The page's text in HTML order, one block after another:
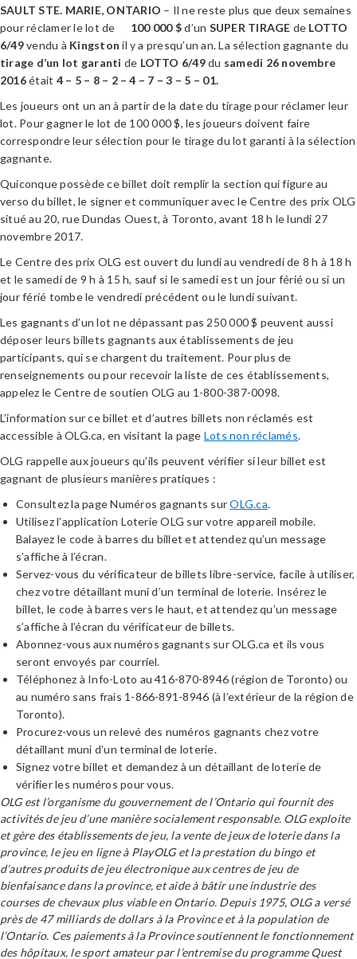
SAULT STE. MARIE, ONTARIO – Il ne reste plus que deux semaines
pour réclamer le lot de 100 000 $d’un SUPER TIRAGE de LOTTO
6/49vendu à Kingstonil y a presqu’un an. La sélection gagnante du
tirage d’un lot garanti de LOTTO 6/49du samedi 26 novembre
2016était 4 – 5 – 8 – 2 – 4 – 7 – 3 – 5 – 01.
Les joueurs ont un an à partir de la date du tirage pour réclamer leur
lot. Pour gagner le lot de 100 000 $, les joueurs doivent faire
correspondre leur sélection pour le tirage du lot garanti à la sélection
gagnante.
Quiconque possède ce billet doit remplir la section qui figure au
verso du billet, le signer et communiquer avec le Centre des prix OLG
situé au 20, rue Dundas Ouest, à Toronto, avant 18 h le lundi 27
novembre 2017.
Le Centre des prix OLG est ouvert du lundi au vendredi de 8 h à 18 h
et le samedi de 9 h à 15 h, sauf si le samedi est un jour férié ou si un
jour férié tombe le vendredi précédent ou le lundi suivant.
Les gagnants d’un lot ne dépassant pas 250 000 $ peuvent aussi
déposer leurs billets gagnants aux établissements de jeu
participants, qui se chargent du traitement. Pour plus de
renseignements ou pour recevoir la liste de ces établissements,
appelez le Centre de soutien OLG au 1-800-387-0098.
L’information sur ce billet et d’autres billets non réclamés est
accessible à OLG.ca, en visitant la page Lots non réclamés.
OLG rappelle aux joueurs qu’ils peuvent vérifier si leur billet est
gagnant de plusieurs manières pratiques :
Consultez la page Numéros gagnants surOLG.ca.
Utilisez l’application Loterie OLG sur votre appareil mobile.
Balayez le code à barres du billet et attendez qu’un message
s’affiche à l’écran.
Servez-vous du vérificateur de billets libre-service, facile à utiliser,
chez votre détaillant muni d’un terminal de loterie. Insérez le
billet, le code à barres vers le haut, et attendez qu’un message
s’affiche à l’écran du vérificateur de billets.
Abonnez-vous aux numéros gagnants sur OLG.ca et ils vous
seront envoyés par courriel.
Téléphonez à Info-Loto au 416-870-8946 (région de Toronto) ou
au numéro sans frais 1-866-891-8946 (à l’extérieur de la région de
Toronto).
Procurez-vous un relevé des numéros gagnants chez votre
détaillant muni d’un terminal de loterie.
Signez votre billet et demandez à un détaillant de loterie de
vérifier les numéros pour vous.
OLG est l’organisme du gouvernement de l’Ontario qui fournit des
activités de jeu d’une manière socialement responsable. OLG exploite
et gère des établissements de jeu, la vente de jeux de loterie dans la
province, le jeu en ligne à PlayOLG et la prestation du bingo et
d’autres produits de jeu électronique aux centres de jeu de
bienfaisance dans la province, et aide à bâtir une industrie des
courses de chevaux plus viable en Ontario. Depuis 1975, OLG a versé
près de 47 milliards de dollars à la Province et à la population de
l’Ontario. Ces paiements à la Province soutiennent le fonctionnement
des hôpitaux, le sport amateur par l’entremise du programme Quest